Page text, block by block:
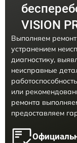
VISION
Выполняем
устранением
диагностику,
неисправные
или
ремонта
предоставляем